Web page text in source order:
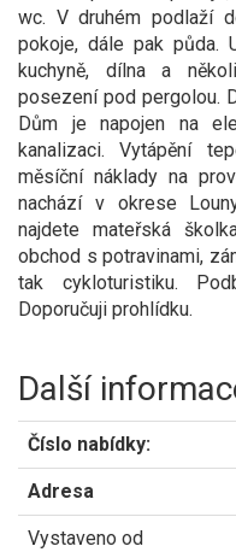
wc. V druhém podlaží
pokoje, dále pak půda.
kuchyně, dílna a
posezení pod pergolou.
Dům je napojen na
kanalizaci. Vytápění
měsíční náklady na
nachází v okrese
najdete mateřská
obchod s potravinami,
tak cykloturistiku.
Doporučuji prohlídku.
Další
Číslo nabídky:
Adresa
Vystaveno od